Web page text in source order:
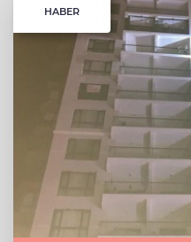
HABER